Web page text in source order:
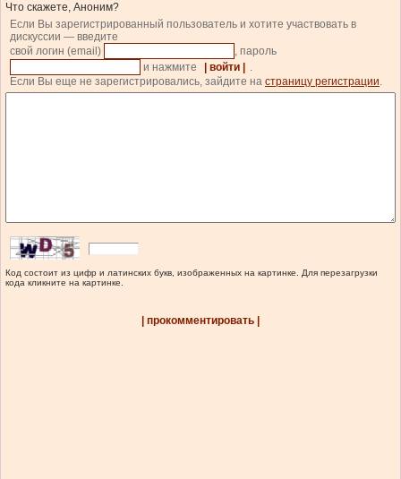
Что скажете, Аноним?
Если Вы зарегистрированный пользователь и хотите участвовать в
дискуссии — введите
свой логин (email)
, пароль
и нажмите
| войти |
.
Если Вы еще не зарегистрировались, зайдите на страницу регистрации.
Код состоит из цифр и латинских букв, изображенных на картинке. Для перезагрузки
кода кликните на картинке.
| прокомментировать |